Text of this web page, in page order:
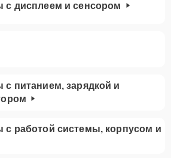
с дисплеем и сенсором
питанием, зарядкой и
с работой системы, корпусом и